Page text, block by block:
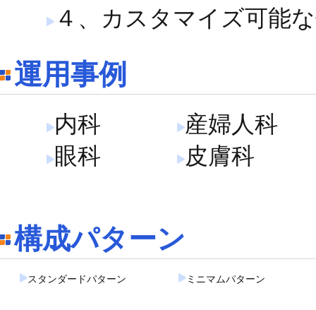
４、カスタマイズ可能
運用事例
内科
産婦人科
眼科
皮膚科
構成パターン
スタンダードパターン ミニマムパターン